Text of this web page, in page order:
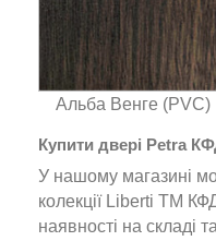
Альба Венге (PVC)
Купити двері Petra
У нашому магазині
колекції Liberti ТМ
наявності на складі